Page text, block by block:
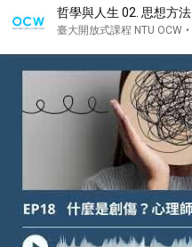
哲學與人生 02. 思想方法
臺大開放式課程 NTU OCW •